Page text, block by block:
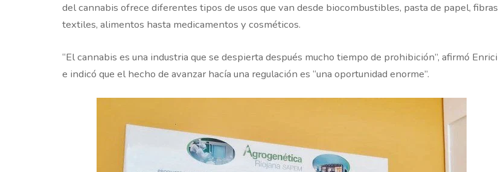
del cannabis ofrece diferentes tipos de usos que van desde biocombustibles, pasta de papel, fibras
textiles, alimentos hasta medicamentos y cosméticos.
“El cannabis es una industria que se despierta después mucho tiempo de prohibición”, afirmó Enrici
e indicó que el hecho de avanzar hacía una regulación es “una oportunidad enorme”.